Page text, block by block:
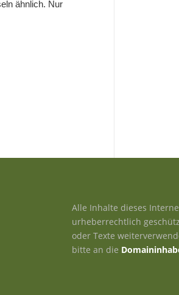
ähnlich. Nur
Alle Inhalte dieses
urheberrechtlich
oder Texte
bitte an die